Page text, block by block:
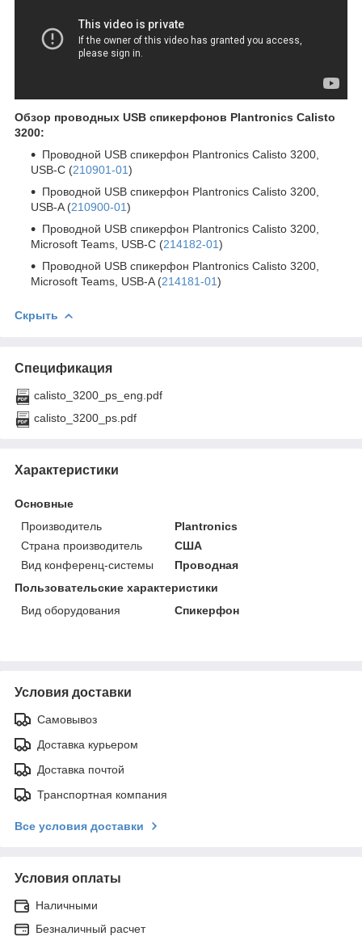
Обзор проводных USB спикерфонов Plantronics Calisto
3200:
Проводной USB спикерфон Plantronics Calisto 3200,
USB-C (210901-01)
Проводной USB спикерфон Plantronics Calisto 3200,
USB-A (210900-01)
Проводной USB спикерфон Plantronics Calisto 3200,
Microsoft Teams, USB-C (214182-01)
Проводной USB спикерфон Plantronics Calisto 3200,
Microsoft Teams, USB-A (214181-01)
Скрыть
Спецификация
calisto_3200_ps_eng.pdf
calisto_3200_ps.pdf
Характеристики
Основные
Производитель
Plantronics
Страна производитель
США
Вид конференц-системы
Проводная
Пользовательские характеристики
Вид оборудования
Спикерфон
Условия доставки
Самовывоз
Доставка курьером
Доставка почтой
Транспортная компания
Все условия доставки
Условия оплаты
Наличными
Безналичный расчет